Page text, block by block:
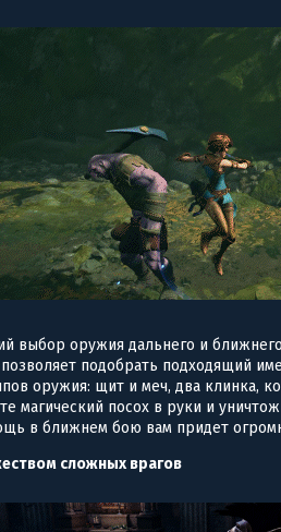
выбор оружия дальнего и
позволяет подобрать подходящий
оружия: щит и меч, два клинка,
магический посох в руки и
в ближнем бою вам придет
сложных врагов